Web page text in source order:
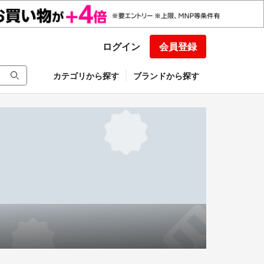
ログイン 会員登録
カテゴリから探す ブランドから探す